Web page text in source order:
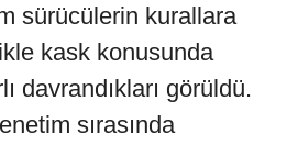
sürücülerin kurallara
kask konusunda
davrandıkları görüldü.
sırasında